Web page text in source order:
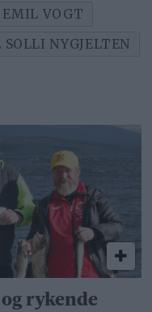
EMIL VOGT
NYGJELTEN
rykende